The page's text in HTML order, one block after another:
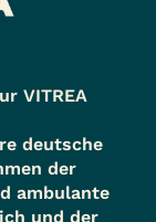
VITREA
deutsche
der
ambulante
und der